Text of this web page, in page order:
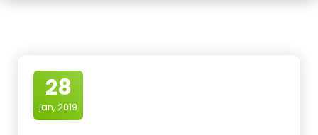
28
jan, 2019